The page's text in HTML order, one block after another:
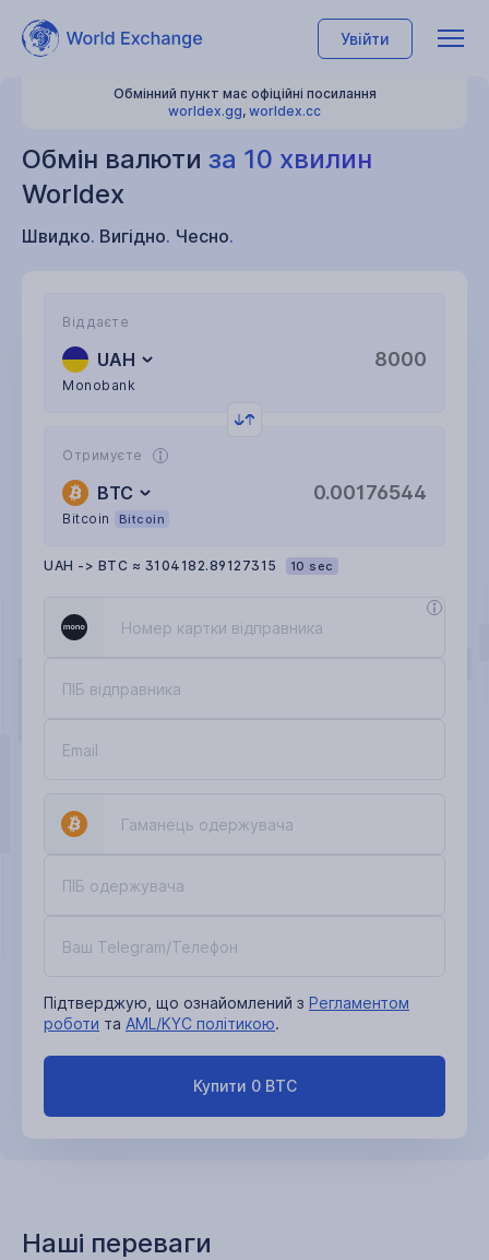
Увійти
Обмінний пункт має офіційні посилання
worldex.gg, worldex.cc
Обмін валюти за 10 хвилин
Worldex
Швидко. Вигідно. Чесно.
Віддаєте
UAH
Monobank
Отримуєте
BTC
Bitcoin Bitcoin
UAH -> BTC ≈ 3104182.89127315 9 sec
Підтверджую, що ознайомлений з Регламентом
роботи та AML/KYC політикою.
Купити 0 BTC
Наші переваги